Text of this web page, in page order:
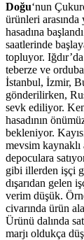
Doğu‘nun
ürünleri arasında
hasadına
saatlerinde
topluyor.
teberze ve
İstanbul, İzmir,
gönderilirken,
sevk ediliyor.
hasadının
bekleniyor.
mevsim
depoculara
gibi illerden işçi
dışarıdan gelen
verim düşük.
civarında ürün
Ürünü dalında
marjı oldukça